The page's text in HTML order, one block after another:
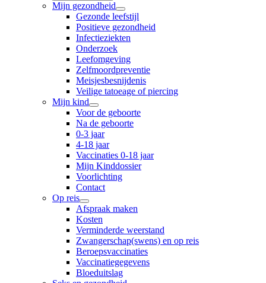
Mijn gezondheid
Gezonde leefstijl
Positieve gezondheid
Infectieziekten
Onderzoek
Leefomgeving
Zelfmoordpreventie
Meisjesbesnijdenis
Veilige tatoeage of piercing
Mijn kind
Voor de geboorte
Na de geboorte
0-3 jaar
4-18 jaar
Vaccinaties 0-18 jaar
Mijn Kinddossier
Voorlichting
Contact
Op reis
Afspraak maken
Kosten
Verminderde weerstand
Zwangerschap(swens) en op reis
Beroepsvaccinaties
Vaccinatiegegevens
Bloeduitslag